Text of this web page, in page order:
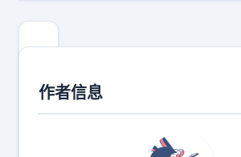
作者信息